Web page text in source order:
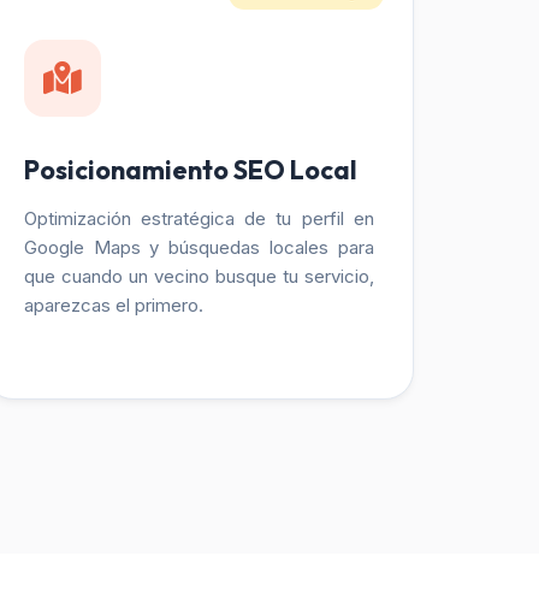
Posicionamiento SEO Local
Optimización estratégica de tu perfil en
Google Maps y búsquedas locales para
que cuando un vecino busque tu servicio,
aparezcas el primero.